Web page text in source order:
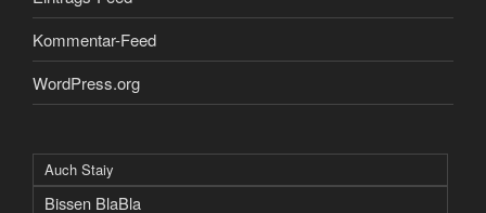
Kommentar-Feed
WordPress.org
Auch Staiy
Bissen BlaBla